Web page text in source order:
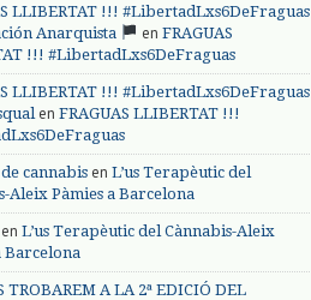
LLIBERTAT !!! #LibertadLxs6DeFraguas
Anarquista
en FRAGUAS
!!! #LibertadLxs6DeFraguas
LLIBERTAT !!! #LibertadLxs6DeFraguas
en FRAGUAS LLIBERTAT !!!
cannabis en L’us Terapèutic del
Aleix Pàmies a Barcelona
en L’us Terapèutic del Cànnabis-Aleix
Barcelona
TROBAREM A LA 2ª EDICIÓ DEL